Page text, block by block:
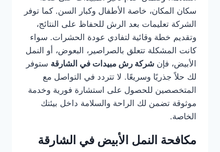
سكان المكان، خاصة الأطفال وكبار السن. كما توفر
الشركة تعليمات بعد الرش للحفاظ على النتائج،
وتقديم خطة وقائية لتفادي عودة الحشرات. سواء
كانت المشكلة تتعلق بالصراصير، البعوض، أو النمل
الأبيض، فإن شركة رش مبيدات في الشارقة ستوفر
لك حلاً جذريًا وسريعًا. لا تتردد في التواصل مع
المتخصصين للحصول على استشارة فورية وخدمة
موثوقة تضمن لك الراحة والسلامة داخل بيئتك
الخاصة.
مكافحة النمل الأبيض في الشارقة